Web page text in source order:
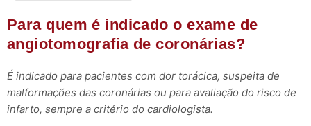
Para quem é indicado o exame de
angiotomografia de coronárias?
É indicado para pacientes com dor torácica, suspeita de
malformações das coronárias ou para avaliação do risco de
infarto, sempre a critério do cardiologista.